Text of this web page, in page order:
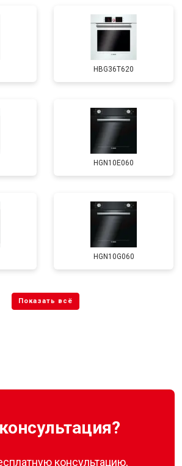
HBG36T620
HGN10E060
HGN10G060
консультацию,